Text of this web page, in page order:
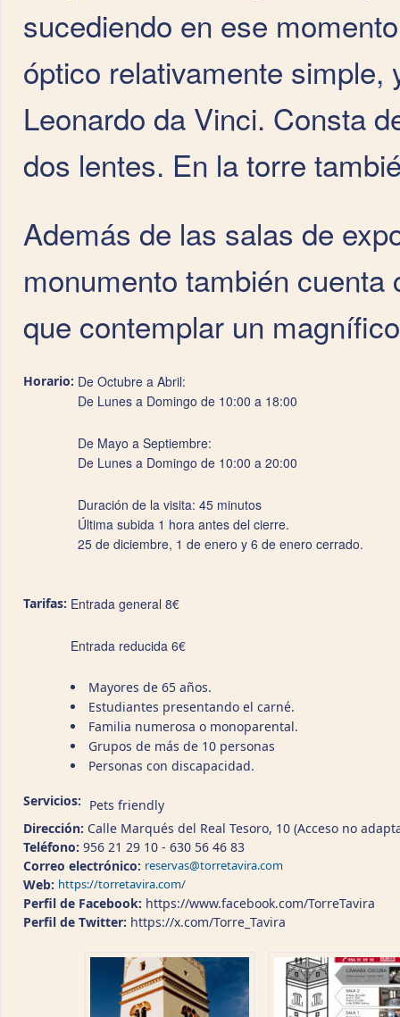
sucediendo en ese
óptico relativamente
Leonardo da Vinci. Consta
dos lentes. En la torre
Además de las salas de
monumento también
que contemplar un
Horario: De Octubre a Abril:
De Lunes a Domingo de 10:00 a 18:00
De Mayo a Septiembre:
De Lunes a Domingo de 10:00 a 20:00
Duración de la visita: 45 minutos
Última subida 1 hora antes del cierre.
25 de diciembre, 1 de enero y 6 de enero cerrado.
Tarifas: Entrada general 8€
Entrada reducida 6€
Mayores de 65 años.
Estudiantes presentando el carné.
Familia numerosa o monoparental.
Grupos de más de 10 personas
Personas con discapacidad.
Servicios: Pets friendly
Dirección: Calle Marqués del Real Tesoro, 10 (Acceso no
Teléfono: 956 21 29 10 - 630 56 46 83
Correo electrónico: reservas@torretavira.com
Web: https://torretavira.com/
Perfil de Facebook: https://www.facebook.com/TorreTavira
Perfil de Twitter: https://x.com/Torre_Tavira